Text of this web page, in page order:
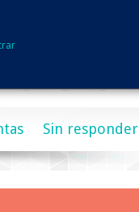
Sin responder